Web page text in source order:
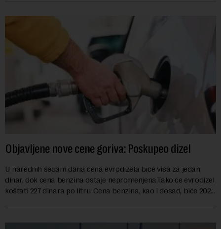
Objavljene nove cene goriva: Poskupeo dizel
U narednih sedam dana cena evrodizela biće viša za jedan
dinar, dok cena benzina ostaje nepromenjena.Tako će evrodizel
koštati 227 dinara po litru. Cena benzina, kao i dosad, biće 202